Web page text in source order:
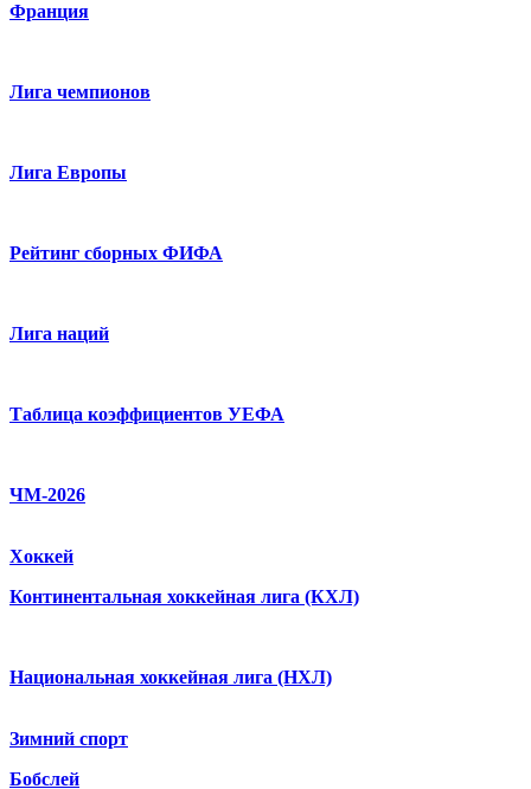
Франция
Лига чемпионов
Лига Европы
Рейтинг сборных ФИФА
Лига наций
Таблица коэффициентов УЕФА
ЧМ-2026
Хоккей
Континентальная хоккейная лига (КХЛ)
Национальная хоккейная лига (НХЛ)
Зимний спорт
Бобслей